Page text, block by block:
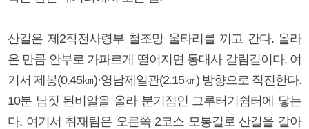
산길은 제2작전사령부 철조망 울타리를 끼고 간다. 올라
온 만큼 안부로 가파르게 떨어지면 동대사 갈림길이다. 여
기서 제봉(0.45㎞)·영남제일관(2.15㎞) 방향으로 직진한다.
10분 남짓 된비알을 올라 분기점인 그루터기쉼터에 닿는
다. 여기서 취재팀은 오른쪽 2코스 모봉길로 산길을 갈아